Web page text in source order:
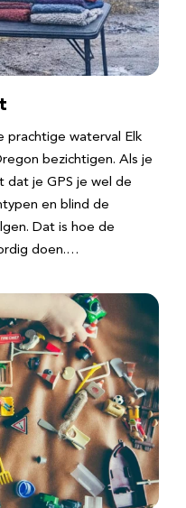
prachtige waterval Elk
bezichtigen. Als je
dat je GPS je wel de
en blind de
Dat is hoe de
doen.…